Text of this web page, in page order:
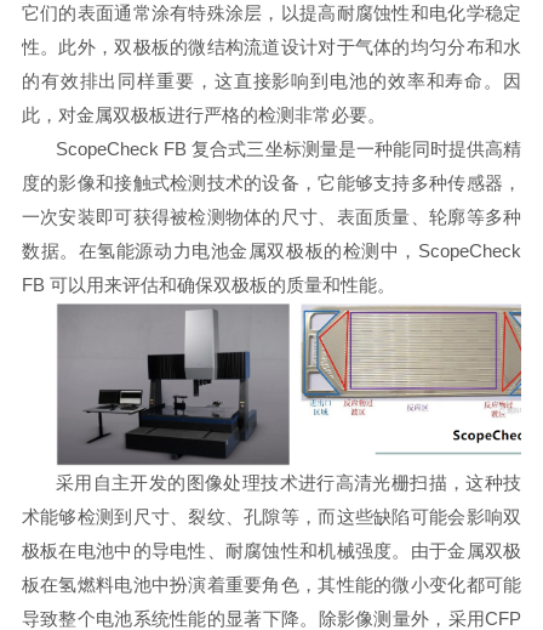
它们的表面通常涂有特殊涂层，以提高耐腐蚀性和电化学稳定
性。此外，双极板的微结构流道设计对于气体的均匀分布和水
的有效排出同样重要，这直接影响到电池的效率和寿命。因
此，对金属双极板进行严格的检测非常必要。
ScopeCheck FB 复合式三坐标测量是一种能同时提供高精
度的影像和接触式检测技术的设备，它能够支持多种传感器，
一次安装即可获得被检测物体的尺寸、表面质量、轮廓等多种
数据。在氢能源动力电池金属双极板的检测中，ScopeCheck
FB 可以用来评估和确保双极板的质量和性能。
采用自主开发的图像处理技术进行高清光栅扫描，这种技
术能够检测到尺寸、裂纹、孔隙等，而这些缺陷可能会影响双
极板在电池中的导电性、耐腐蚀性和机械强度。由于金属双极
板在氢燃料电池中扮演着重要角色，其性能的微小变化都可能
导致整个电池系统性能的显著下降。除影像测量外，采用CFP